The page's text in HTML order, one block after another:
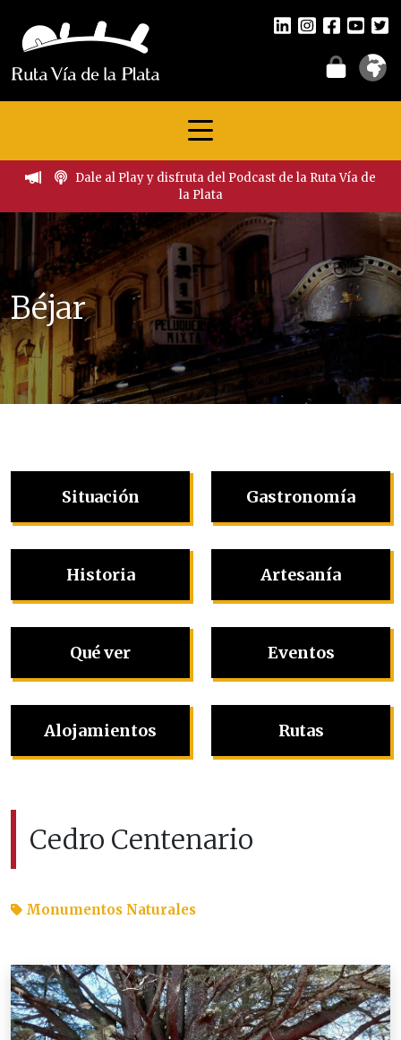
Dale al Play y disfruta del Podcast de la Ruta Vía de
la Plata
Béjar
Situación
Historia
Qué ver
Alojamientos
Gastronomía
Artesanía
Eventos
Rutas
Cedro Centenario
Monumentos Naturales